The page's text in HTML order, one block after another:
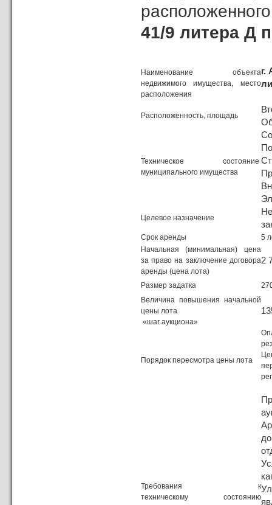
41/9 литера Д
Наименование объекта
недвижимого имущества, место
расположения
г.
Расположенность, площадь
Техническое состояние
муниципального имущества
Целевое назначение
Срок аренды
5
Начальная (минимальная) цена
за право на заключение договора
аренды (цена лота)
2
Размер задатка
Величина повышения начальной
цены лота
«шаг аукциона»
Порядок пересмотра цены лота
Требования к
техническому состоянию